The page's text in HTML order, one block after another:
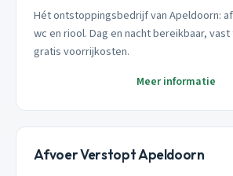
Hét ontstoppingsbedrijf van Apeldoorn:
wc en riool. Dag en nacht bereikbaar,
gratis voorrijkosten.
Meer informatie
Afvoer Verstopt Apeldoorn